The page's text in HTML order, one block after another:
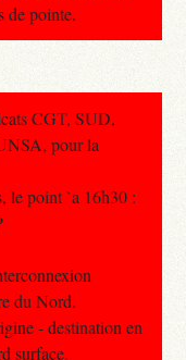
de pointe.
CGT, SUD,
pour la
le point `a 16h30 :
du Nord.
- destination en
surface.